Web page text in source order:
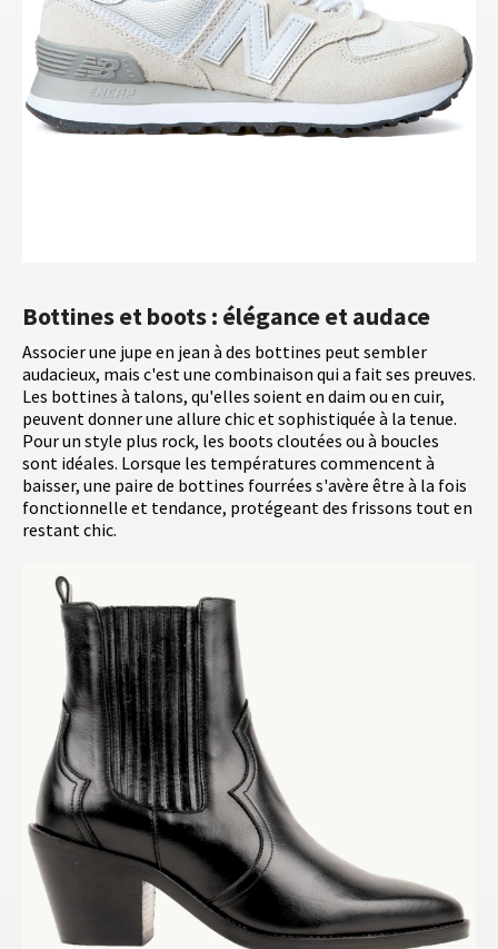
Bottines et boots : élégance et audace
Associer une jupe en jean à des bottines peut sembler
audacieux, mais c'est une combinaison qui a fait ses preuves.
Les bottines à talons, qu'elles soient en daim ou en cuir,
peuvent donner une allure chic et sophistiquée à la tenue.
Pour un style plus rock, les boots cloutées ou à boucles
sont idéales. Lorsque les températures commencent à
baisser, une paire de bottines fourrées s'avère être à la fois
fonctionnelle et tendance, protégeant des frissons tout en
restant chic.